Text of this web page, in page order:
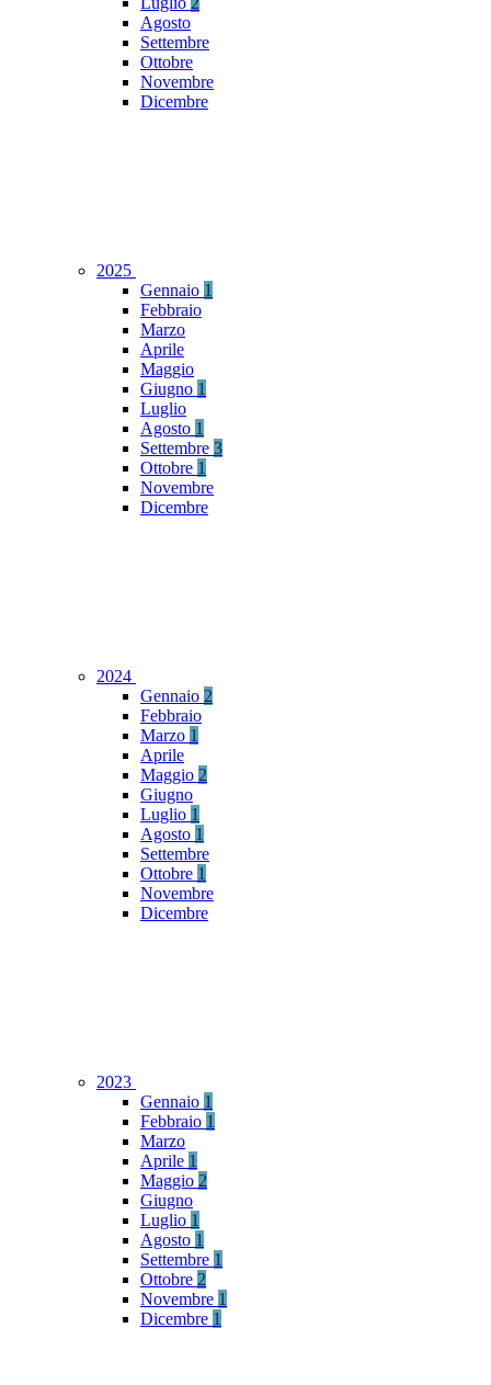
Agosto
Settembre
Ottobre
Novembre
Dicembre
2025
Gennaio 1
Febbraio
Marzo
Aprile
Maggio
Giugno 1
Luglio
Agosto 1
Settembre 3
Ottobre 1
Novembre
Dicembre
2024
Gennaio 2
Febbraio
Marzo 1
Aprile
Maggio 2
Giugno
Luglio 1
Agosto 1
Settembre
Ottobre 1
Novembre
Dicembre
2023
Gennaio 1
Febbraio 1
Marzo
Aprile 1
Maggio 2
Giugno
Luglio 1
Agosto 1
Settembre 1
Ottobre 2
Novembre 1
Dicembre 1